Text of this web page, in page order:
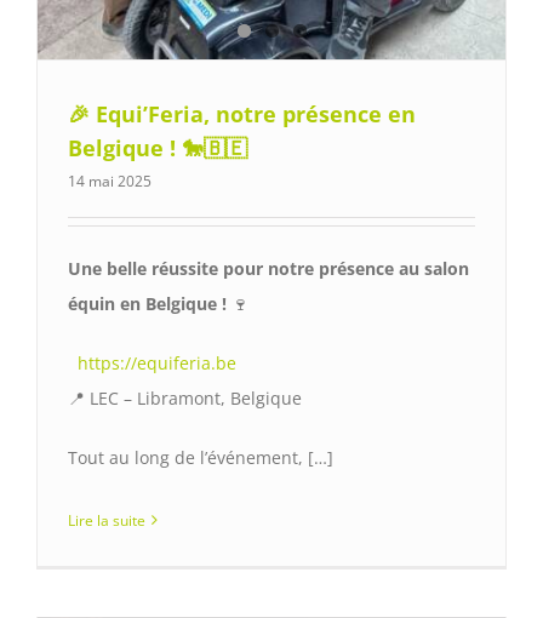
🎉 Equi’Feria, notre présence en
Belgique ! 🐎🇧🇪
14 mai 2025
Une belle réussite pour notre présence au salon
équin en Belgique ! 🍷
https://equiferia.be
📍 LEC – Libramont, Belgique
Tout au long de l’événement, […]
Lire la suite